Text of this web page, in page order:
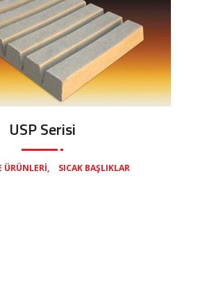
USP Serisi
ÜRÜNLERI SICAK BAŞLIKLAR